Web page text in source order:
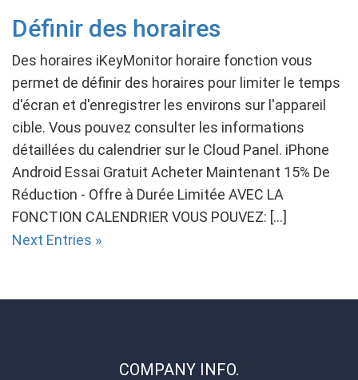
Définir des horaires
Des horaires iKeyMonitor horaire fonction vous
permet de définir des horaires pour limiter le temps
d'écran et d'enregistrer les environs sur l'appareil
cible. Vous pouvez consulter les informations
détaillées du calendrier sur le Cloud Panel. iPhone
Android Essai Gratuit Acheter Maintenant 15% De
Réduction - Offre à Durée Limitée AVEC LA
FONCTION CALENDRIER VOUS POUVEZ: […]
Next Entries »
COMPANY INFO.